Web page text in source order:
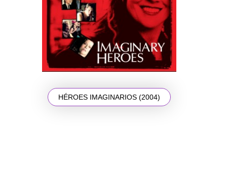
HÉROES IMAGINARIOS (2004)